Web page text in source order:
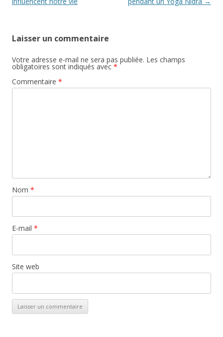
Laisser un commentaire
Votre adresse e-mail ne sera pas publiée. Les champs
obligatoires sont indiqués avec *
Commentaire *
Nom *
E-mail *
Site web